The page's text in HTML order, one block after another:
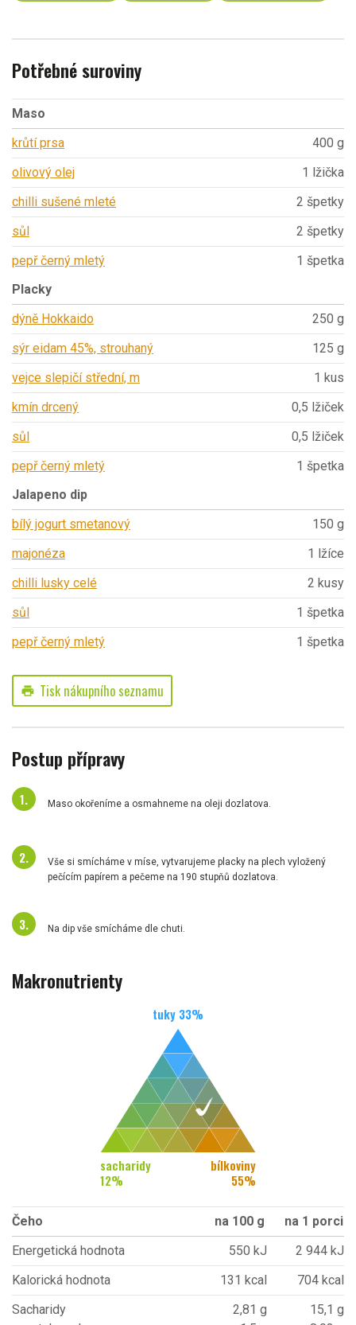
Potřebné suroviny
Maso
krůtí prsa
400 g
olivový olej
1 lžička
chilli sušené mleté
2 špetky
sůl
2 špetky
pepř černý mletý
1 špetka
Placky
dýně Hokkaido
250 g
sýr eidam 45%, strouhaný
125 g
vejce slepičí střední, m
1 kus
kmín drcený
0,5 lžiček
sůl
0,5 lžiček
pepř černý mletý
1 špetka
Jalapeno dip
bílý jogurt smetanový
150 g
majonéza
1 lžíce
chilli lusky celé
2 kusy
sůl
1 špetka
pepř černý mletý
1 špetka
print Tisk nákupního seznamu
Postup přípravy
Maso okořeníme a osmahneme na oleji dozlatova.
Vše si smícháme v míse, vytvarujeme placky na plech vyložený
pečícím papírem a pečeme na 190 stupňů dozlatova.
Na dip vše smícháme dle chuti.
Makronutrienty
tuky 33%
sacharidy
12%
bílkoviny
55%
Čeho na 100 g
na 1 porci
Energetická hodnota
550 kJ
2 944 kJ
Kalorická hodnota
131 kcal
704 kcal
Sacharidy
2,81 g
15,1 g